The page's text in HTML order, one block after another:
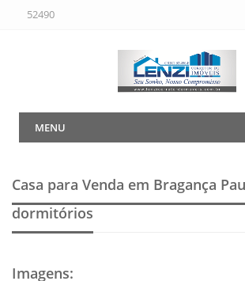
52490
MENU
Casa para Venda em Bragança
dormitórios
Imagens: